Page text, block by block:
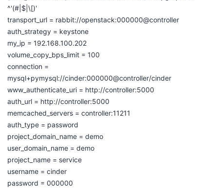
播
活
动
的
关
注
我
的
开
发
者
学
堂
我
我
的
Programs
我
的
支
持
我
的
我
^'(#|$|\[)'
transport_url = rabbit://openstack:000000@controller
auth_strategy = keystone
my_ip = 192.168.100.202
volume_copy_bps_limit = 100
connection =
mysql+pymysql://cinder:000000@controller/cinder
www_authenticate_uri = http://controller:5000
auth_url = http://controller:5000
memcached_servers = controller:11211
auth_type = password
project_domain_name = demo
user_domain_name = demo
project_name = service
username = cinder
password = 000000